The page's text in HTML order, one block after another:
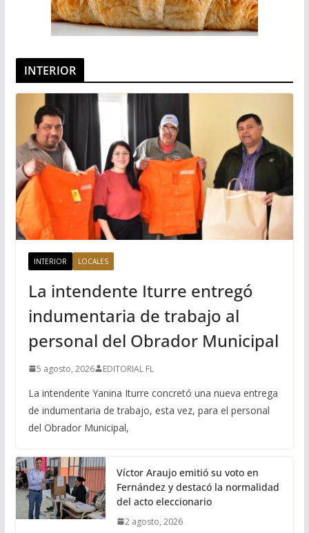
INTERIOR
INTERIOR LOCALES
La intendente Iturre entregó
indumentaria de trabajo al
personal del Obrador Municipal
5 agosto, 2026 EDITORIAL FL
La intendente Yanina Iturre concretó una nueva entrega
de indumentaria de trabajo, esta vez, para el personal
del Obrador Municipal,
Víctor Araujo emitió su voto en
Fernández y destacó la normalidad
del acto eleccionario
2 agosto, 2026